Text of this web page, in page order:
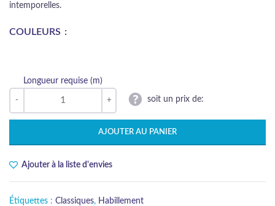
intemporelles.
COULEURS
Longueur requise (m)
soit un prix de:
AJOUTER AU PANIER
Ajouter à la liste d'envies
Étiquettes : Classiques, Habillement